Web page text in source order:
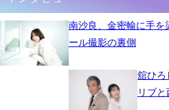
南沙良、金密輸に手
ール撮影の裏側
舘ひろ
リブ